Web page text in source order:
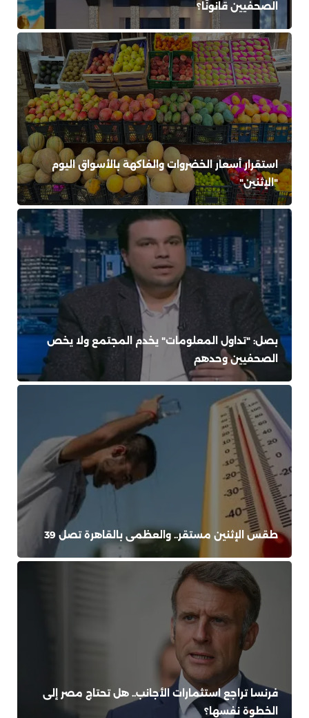
الصحفيين قانونًا؟
استقرار أسعار الخضروات والفاكهة بالأسواق اليوم
"الإثنين"
بصل: "تداول المعلومات" يخدم المجتمع ولا يخص
الصحفيين وحدهم
طقس الإثنين مستقر.. والعظمى بالقاهرة تصل 39
فرنسا تراجع استثمارات الأجانب.. هل تحتاج مصر إلى
الخطوة نفسها؟